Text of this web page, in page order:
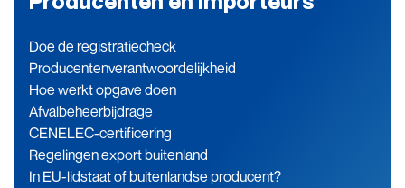
Doe de registratiecheck
Producenten­verantwoordelijkheid
Hoe werkt opgave doen
Afvalbeheerbijdrage
CENELEC-certificering
Regelingen export buitenland
In EU-lidstaat of buitenlandse producent?